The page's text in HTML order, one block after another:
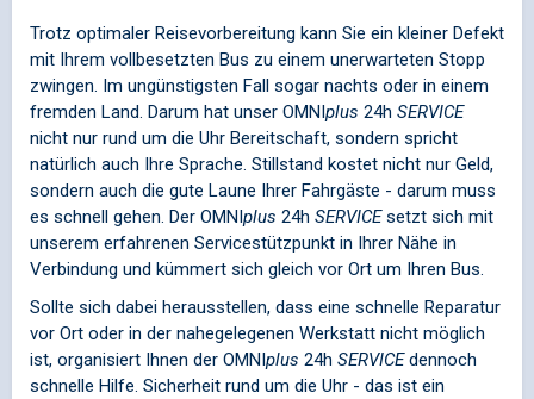
Trotz optimaler Reisevorbereitung kann Sie ein kleiner Defekt
mit Ihrem vollbesetzten Bus zu einem unerwarteten Stopp
zwingen. Im ungünstigsten Fall sogar nachts oder in einem
fremden Land. Darum hat unser OMNIplus 24h SERVICE
nicht nur rund um die Uhr Bereitschaft, sondern spricht
natürlich auch Ihre Sprache. Stillstand kostet nicht nur Geld,
sondern auch die gute Laune Ihrer Fahrgäste - darum muss
es schnell gehen. Der OMNIplus 24h SERVICEsetzt sich mit
unserem erfahrenen Servicestützpunkt in Ihrer Nähe in
Verbindung und kümmert sich gleich vor Ort um Ihren Bus.
Sollte sich dabei herausstellen, dass eine schnelle Reparatur
vor Ort oder in der nahegelegenen Werkstatt nicht möglich
ist, organisiert Ihnen der OMNIplus 24h SERVICEdennoch
schnelle Hilfe. Sicherheit rund um die Uhr - das ist ein